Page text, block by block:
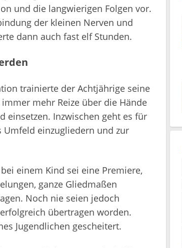
und die langwierigen Folgen vor.
der kleinen Nerven und
dann auch fast elf Stunden.
trainierte der Achtjährige seine
mehr Reize über die Hände
einsetzen. Inzwischen geht es für
Umfeld einzugliedern und zur
einem Kind sei eine Premiere,
ganze Gliedmaßen
Noch nie seien jedoch
übertragen worden.
Jugendlichen gescheitert.